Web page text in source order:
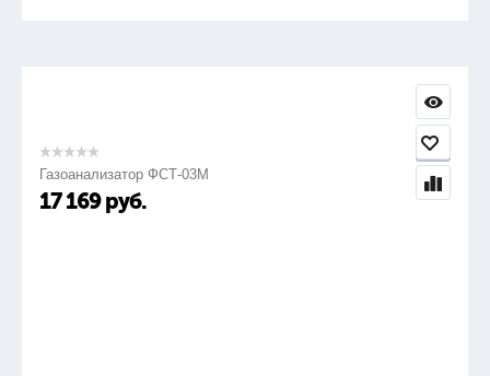
Газоанализатор ФСТ-03М
17 169 руб.